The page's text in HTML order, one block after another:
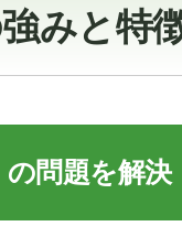
みと特
問題を解決